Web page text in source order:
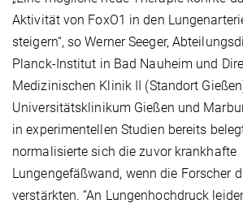
Aktivität von FoxO1 in den
steigern“, so Werner Seeger,
Planck-Institut in Bad Nauheim und
Medizinischen Klinik II (Standort
Universitätsklinikum Gießen und
in experimentellen Studien bereits
normalisierte sich die zuvor
Lungengefäßwand, wenn die Forscher
verstärkten. “An Lungenhochdruck